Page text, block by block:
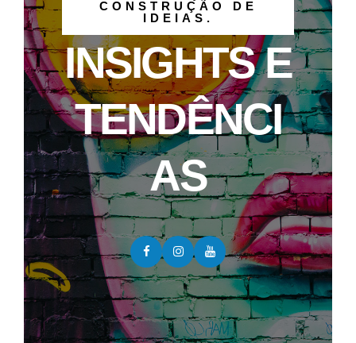
CONSTRUÇÃO DE
IDEIAS.
INSIGHTS E
TENDÊNCI
AS